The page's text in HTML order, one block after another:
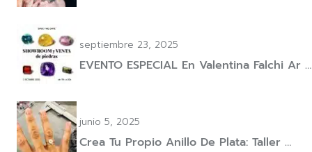
septiembre 23, 2025
EVENTO ESPECIAL En Valentina Falchi Ar …
junio 5, 2025
Crea Tu Propio Anillo De Plata: Taller …